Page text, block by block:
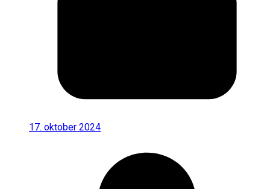
17. oktober 2024